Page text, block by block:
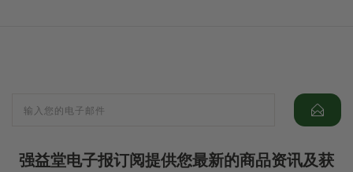
强益堂电子报订阅提供您最新的商品资讯及获